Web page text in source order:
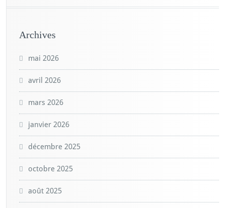
Archives
mai 2026
avril 2026
mars 2026
janvier 2026
décembre 2025
octobre 2025
août 2025